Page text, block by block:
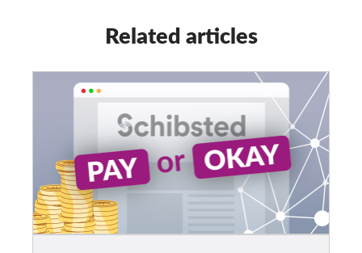
Related articles